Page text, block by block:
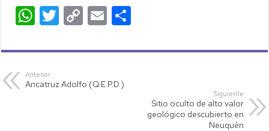
W
at
s
A
T
tt
C
p
Li
E
ail m
tir
Anterior
Ancatruz Adolfo (Q.E.P.D.)
Siguiente
Sitio oculto de alto valor
geológico descubierto en
Neuquén